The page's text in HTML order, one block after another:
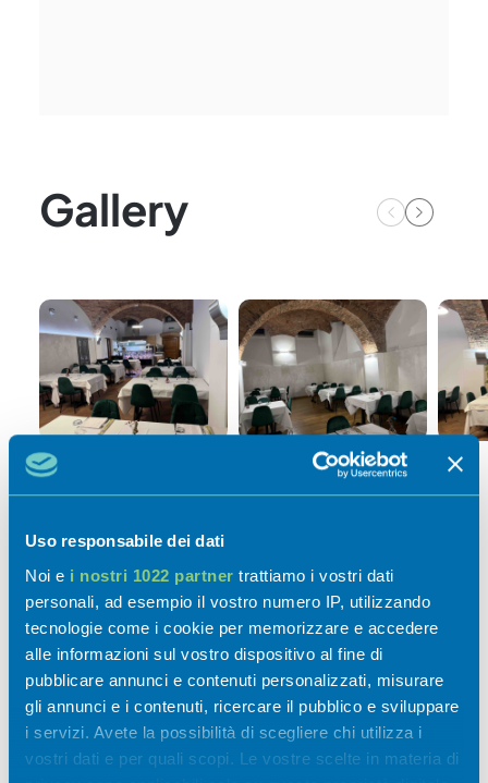
Uso responsabile dei dati
Noi e i nostri 1022 partner trattiamo i vostri dati
personali, ad esempio il vostro numero IP, utilizzando
tecnologie come i cookie per memorizzare e accedere
alle informazioni sul vostro dispositivo al fine di
pubblicare annunci e contenuti personalizzati, misurare
gli annunci e i contenuti, ricercare il pubblico e sviluppare
i servizi. Avete la possibilità di scegliere chi utilizza i
vostri dati e per quali scopi. Le vostre scelte in materia di
Gallery
Attività